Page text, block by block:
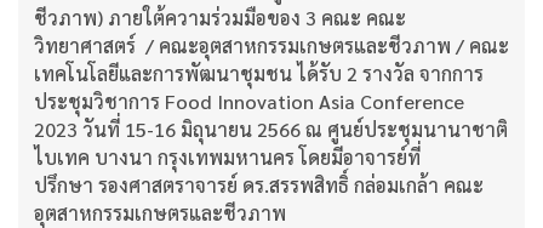
ชีวภาพ) ภายใต้ความร่วมมือของ 3 คณะ คณะ
วิทยาศาสตร์ / คณะอุตสาหกรรมเกษตรและชีวภาพ / คณะ
เทคโนโลยีและการพัฒนาชุมชน ได้รับ 2 รางวัล จากการ
ประชุมวิชาการ Food Innovation Asia Conference
2023 วันที่ 15-16 มิถุนายน 2566 ณ ศูนย์ประชุมนานาชาติ
ไบเทค บางนา กรุงเทพมหานคร โดยมีอาจารย์ที่
ปรึกษา รองศาสตราจารย์ ดร.สรรพสิทธิ์ กล่อมเกล้า คณะ
อุตสาหกรรมเกษตรและชีวภาพ